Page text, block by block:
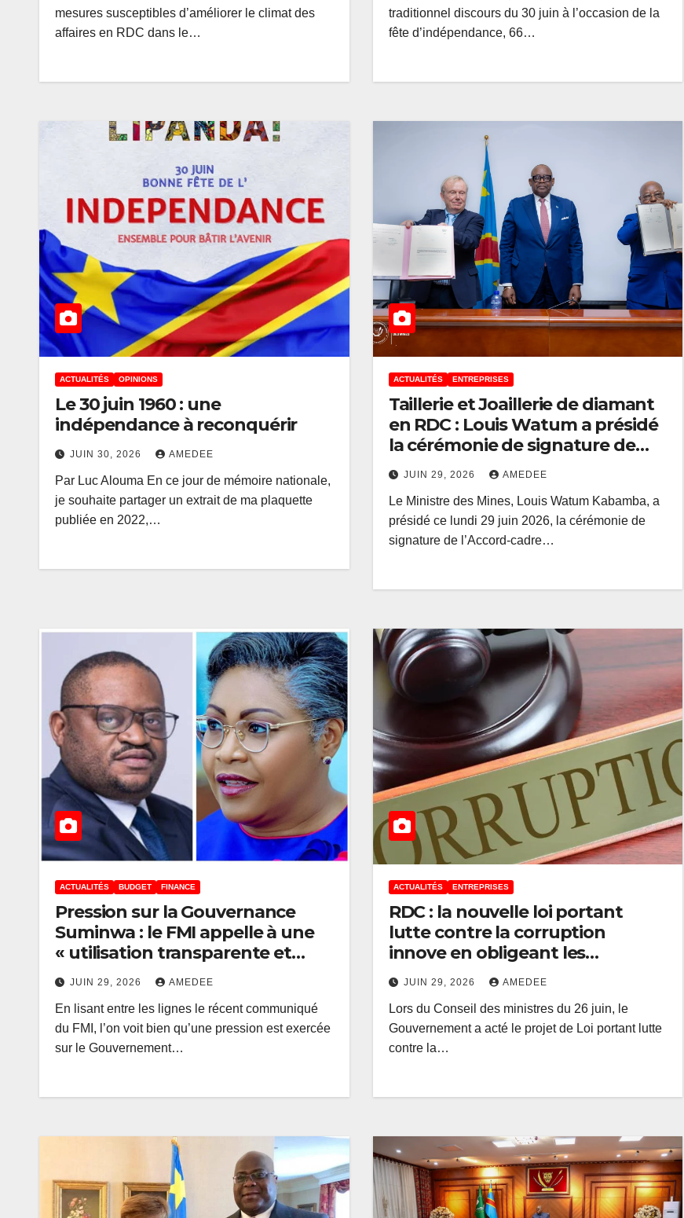
mesures susceptibles d’améliorer le climat des
affaires en RDC dans le…
traditionnel discours du 30 juin à l’occasion de la
fête d’indépendance, 66…
ACTUALITÉS OPINIONS
Le 30 juin 1960 : une
indépendance à reconquérir
JUIN 30, 2026 AMEDEE
Par Luc Alouma En ce jour de mémoire nationale,
je souhaite partager un extrait de ma plaquette
publiée en 2022,…
ACTUALITÉS ENTREPRISES
Taillerie et Joaillerie de diamant
en RDC : Louis Watum a présidé
la cérémonie de signature de
l’Accord-Cadre entre le FOMIN et
ADEX Plateform AG
JUIN 29, 2026 AMEDEE
Le Ministre des Mines, Louis Watum Kabamba, a
présidé ce lundi 29 juin 2026, la cérémonie de
signature de l’Accord-cadre…
ACTUALITÉS BUDGET FINANCE
Pression sur la Gouvernance
Suminwa : le FMI appelle à une
« utilisation transparente et
efficace des ressources
publiques » et à
« assainissement budgétaire »
JUIN 29, 2026 AMEDEE
En lisant entre les lignes le récent communiqué
du FMI, l’on voit bien qu’une pression est exercée
sur le Gouvernement…
ACTUALITÉS ENTREPRISES
RDC : la nouvelle loi portant
lutte contre la corruption
innove en obligeant les
entreprises à mettre en place de
dispositif anticorruption en leur
sein
JUIN 29, 2026 AMEDEE
Lors du Conseil des ministres du 26 juin, le
Gouvernement a acté le projet de Loi portant lutte
contre la…
Mapamboli relève 4
Gouvernement
en RDC : la fausse
AOÛT 8, 2026 AMEDEE